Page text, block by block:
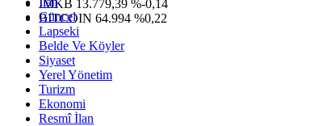
IMKB 13.779,39 %-0,14
BITCOIN 64.994 %0,22
Güncel
Lapseki
Belde Ve Köyler
Siyaset
Yerel Yönetim
Turizm
Ekonomi
Resmî İlan